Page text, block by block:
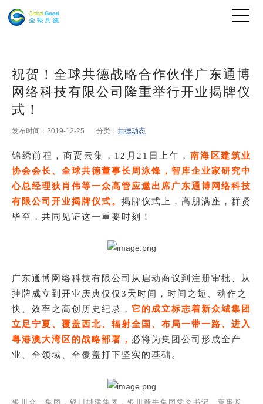
祝贺！全球共德战略合作伙伴广东通博
网络科技有限公司隆重举行开业揭牌仪
式！
发布时间：2019-12-25 分类： 共德动态
锦绣前程，商贾云集， 12月21日上午， 南海区建筑业
协会会长、全球共德董事长周泳锋，智库企业家研究中
心总经理狄肖伟等一众高管应邀出席广东通博网络科技
有限公司开业揭牌仪式。 揭牌仪式上，高朋满座，群贤
毕至，共同见证这一重要时刻！
广东通博网络科技有限公司从启动商议到注册审批、从
挂牌成立到开业庆典仅仅3天时间，时间之短、动作之
快、效率之高创历史纪录， 它的成立标志着新众城集团
立足宁夏、覆盖西北、辐射全国、布局一带一路、进入
粤港澳大湾区的战略部署， 必将为集团公司形成全产
业、全领域、全覆盖打下坚实的基础。
银川众一集团，银川城建集团，银川新牛集团党委书记、董事长、